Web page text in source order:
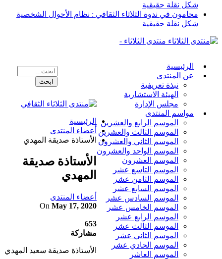
شكل نقلة حقيقية
محامون في ندوة الثلاثاء الثقافي : نظام الأحوال الشخصية
شكل نقلة حقيقية
منتدى الثلاثاء -
الرئيسية
عن المنتدى
نبذة تعريفية
الهيئة الاستشارية
مجلس الإدارة
مواسم المنتدى
الموسم الرابع والعشرين
الموسم الثالث والعشرين
الموسم الثاني والعشرون
الموسم الواحد والعشرون
الموسم العشرون
الموسم التاسع عشر
الموسم الثامن عشر
الموسم السابع عشر
الموسم السادس عشر
الموسم الخامس عشر
الموسم الرابع عشر
الموسم الثالث عشر
الموسم الثاني عشر
الموسم الحادي عشر
الموسم العاشر
الرئيسية
أعضاء المنتدى
الأستاذة صديقة المهدي
الأستاذة صديقة
المهدي
أعضاء المنتدى
On May 17, 2020
653
مشاركة
الأستاذة صديقة سعيد المهدي